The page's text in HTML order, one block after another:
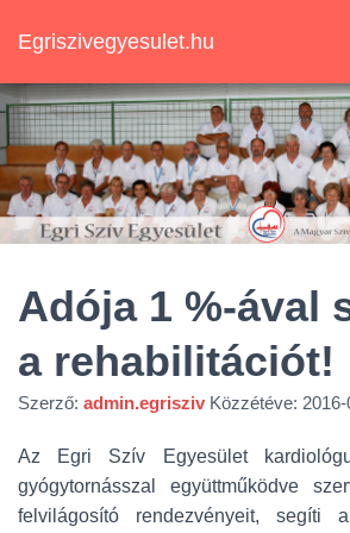
Egriszivegyesulet.hu
Adója 1 %-ával
a rehabilitációt!
Szerző: admin.egrisziv Közzétéve:
Az Egri Szív Egyesület
gyógytornásszal együttműködve
felvilágosító rendezvényeit, segíti